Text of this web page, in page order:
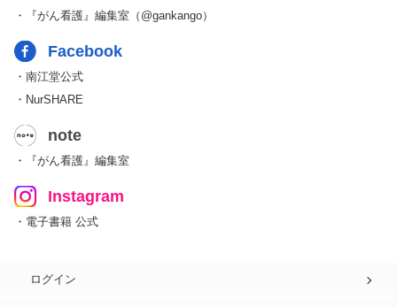
・『がん看護』編集室（@gankango）
Facebook
・南江堂公式
・NurSHARE
note
・『がん看護』編集室
Instagram
・電子書籍 公式
ログイン